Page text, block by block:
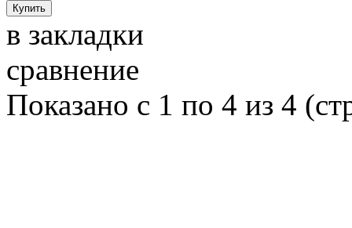
в закладки
сравнение
Показано с 1 по 4 из 4